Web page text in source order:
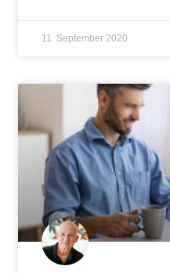
11. September 2020